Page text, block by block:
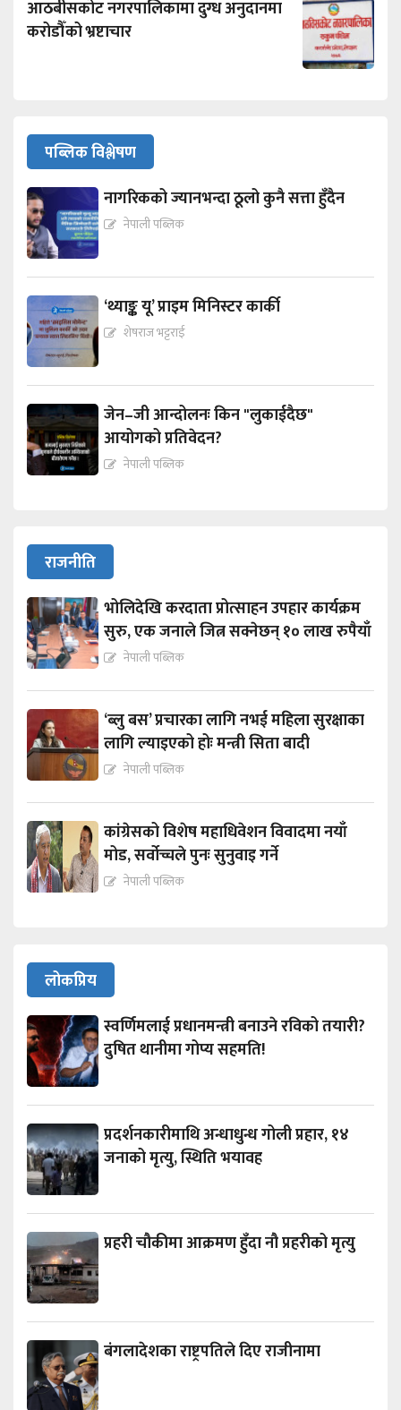
आठबीसकोट नगरपालिकामा दुग्ध अनुदानमा
करोडौँको भ्रष्टाचार
पब्लिक विश्लेषण
नागरिकको ज्यानभन्दा ठूलो कुनै सत्ता हुँदैन
नेपाली पब्लिक
‘थ्याङ्क यू’ प्राइम मिनिस्टर कार्की
शेषराज भट्टराई
जेन–जी आन्दोलनः किन "लुकाईदैछ"
आयोगको प्रतिवेदन?
नेपाली पब्लिक
राजनीति
भोलिदेखि करदाता प्रोत्साहन उपहार कार्यक्रम
सुरु, एक जनाले जित्न सक्नेछन् १० लाख रुपैयाँ
नेपाली पब्लिक
‘ब्लु बस’ प्रचारका लागि नभई महिला सुरक्षाका
लागि ल्याइएको होः मन्त्री सिता बादी
नेपाली पब्लिक
कांग्रेसको विशेष महाधिवेशन विवादमा नयाँ
मोड, सर्वोच्चले पुनः सुनुवाइ गर्ने
नेपाली पब्लिक
लोकप्रिय
स्वर्णिमलाई प्रधानमन्त्री बनाउने रविको तयारी?
दुषित थानीमा गोप्य सहमति!
प्रदर्शनकारीमाथि अन्धाधुन्ध गोली प्रहार, १४
जनाको मृत्यु, स्थिति भयावह
प्रहरी चौकीमा आक्रमण हुँदा नौ प्रहरीको मृत्यु
बंगलादेशका राष्ट्रपतिले दिए राजीनामा